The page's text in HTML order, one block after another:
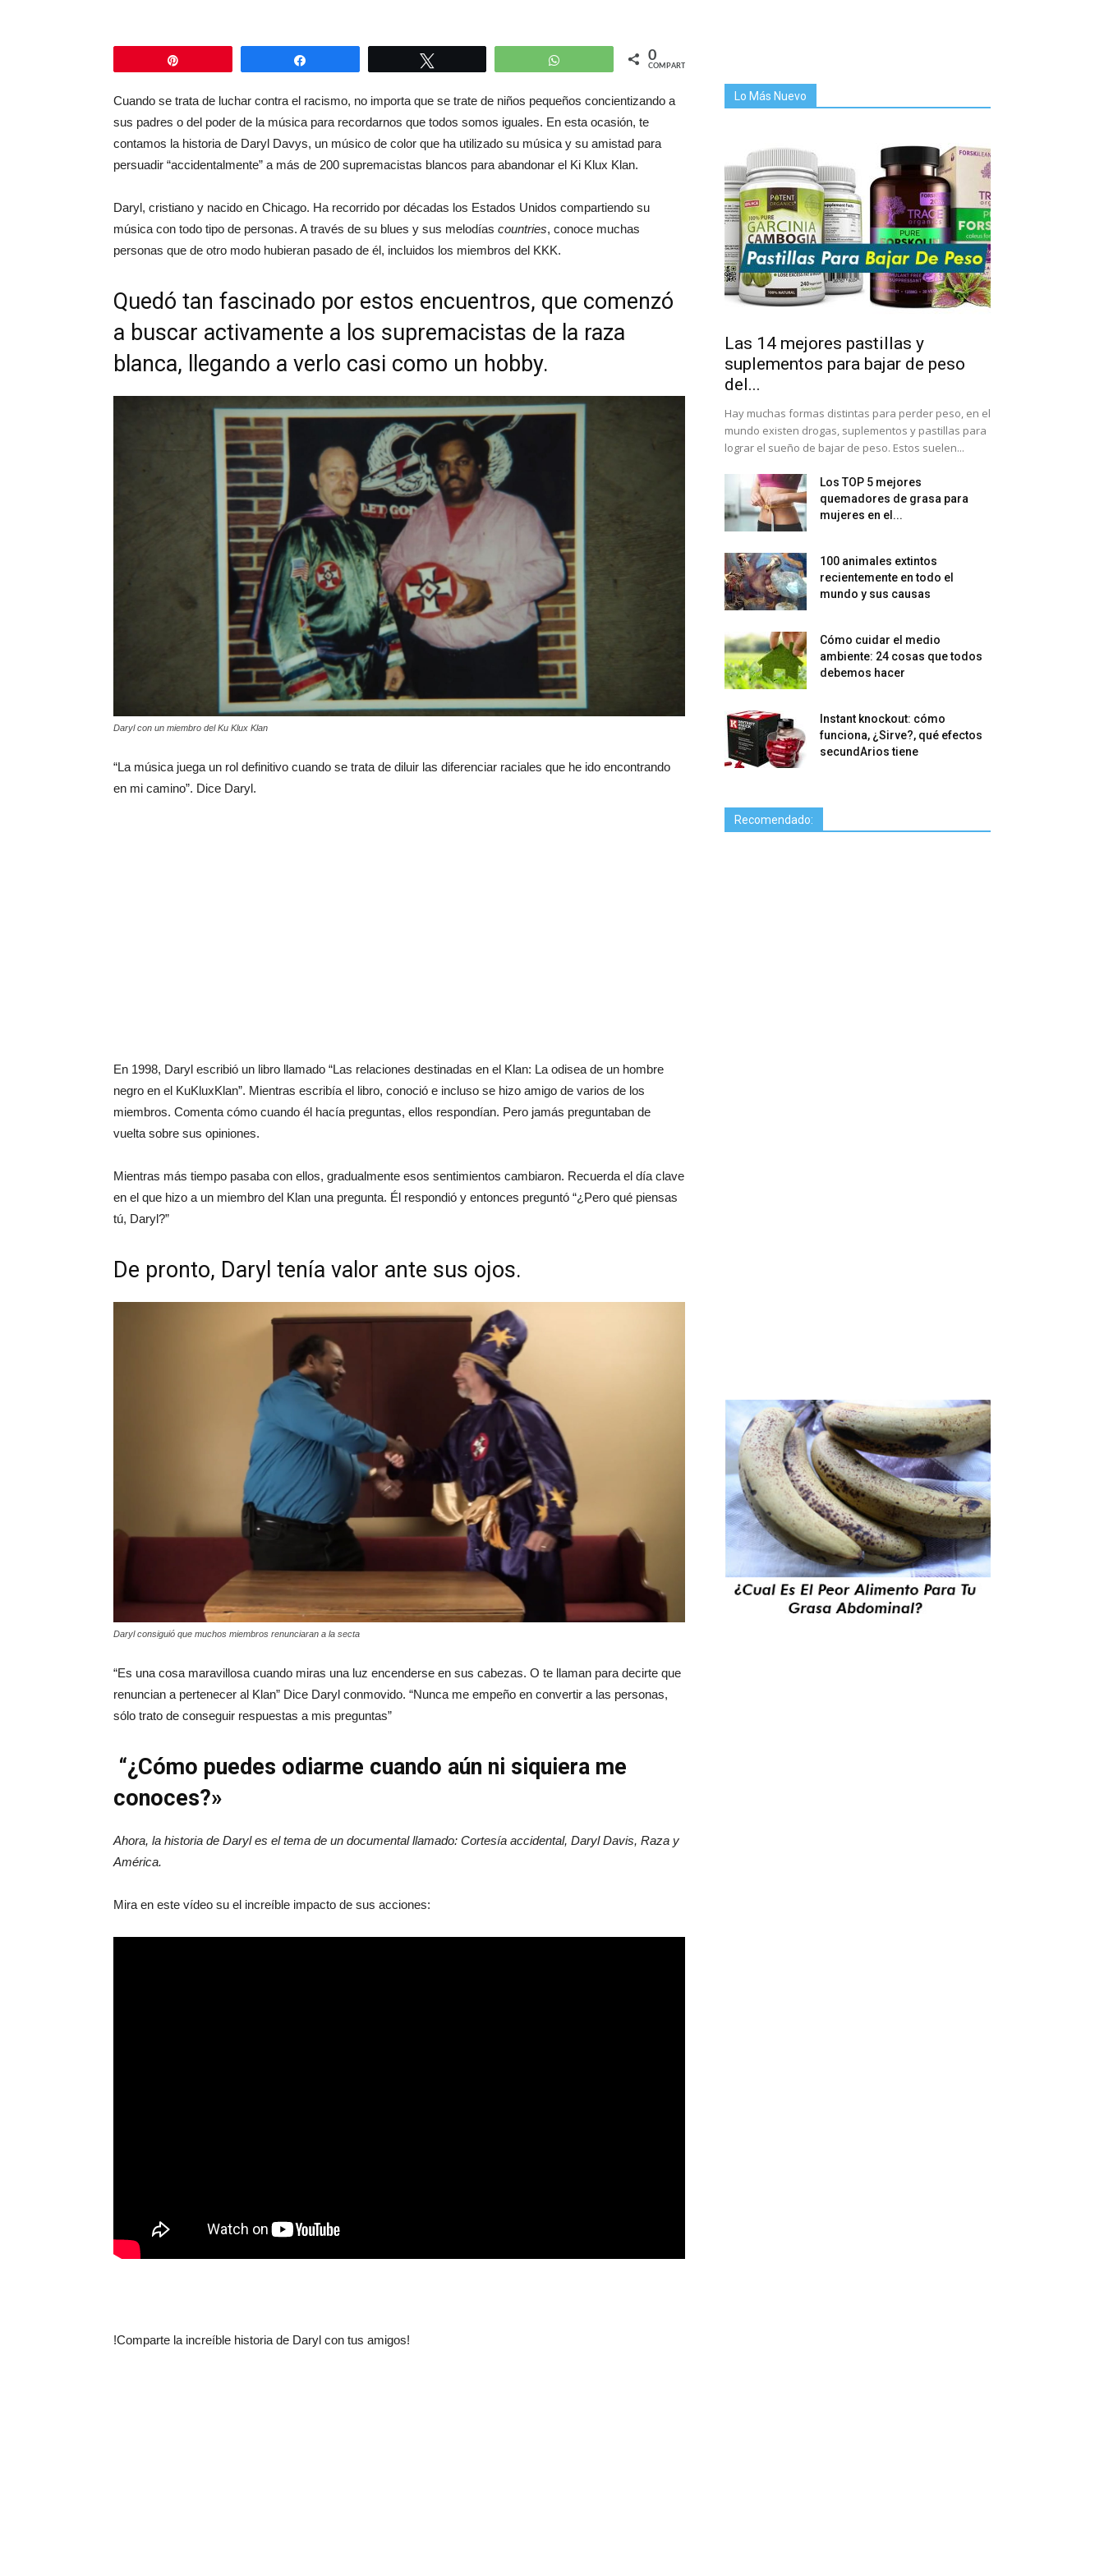
0
COMPARTIR
Cuando se trata de luchar contra el racismo, no importa que se trate de niños pequeños concientizando a
sus padres o del poder de la música para recordarnos que todos somos iguales. En esta ocasión, te
contamos la historia de Daryl Davys, un músico de color que ha utilizado su música y su amistad para
persuadir “accidentalmente” a más de 200 supremacistas blancos para abandonar el Ki Klux Klan.
Daryl, cristiano y nacido en Chicago. Ha recorrido por décadas los Estados Unidos compartiendo su
música con todo tipo de personas. A través de su blues y sus melodías countries, conoce muchas
personas que de otro modo hubieran pasado de él, incluidos los miembros del KKK.
Quedó tan fascinado por estos encuentros, que comenzó
a buscar activamente a los supremacistas de la raza
blanca, llegando a verlo casi como un hobby.
Daryl con un miembro del Ku Klux Klan
“La música juega un rol definitivo cuando se trata de diluir las diferenciar raciales que he ido encontrando
en mi camino”. Dice Daryl.
En 1998, Daryl escribió un libro llamado “Las relaciones destinadas en el Klan: La odisea de un hombre
negro en el KuKluxKlan”. Mientras escribía el libro, conoció e incluso se hizo amigo de varios de los
miembros. Comenta cómo cuando él hacía preguntas, ellos respondían. Pero jamás preguntaban de
vuelta sobre sus opiniones.
Mientras más tiempo pasaba con ellos, gradualmente esos sentimientos cambiaron. Recuerda el día clave
en el que hizo a un miembro del Klan una pregunta. Él respondió y entonces preguntó “¿Pero qué piensas
tú, Daryl?”
De pronto, Daryl tenía valor ante sus ojos.
Daryl consiguió que muchos miembros renunciaran a la secta
“Es una cosa maravillosa cuando miras una luz encenderse en sus cabezas. O te llaman para decirte que
renuncian a pertenecer al Klan” Dice Daryl conmovido. “Nunca me empeño en convertir a las personas,
sólo trato de conseguir respuestas a mis preguntas”
“¿Cómo puedes odiarme cuando aún ni siquiera me
conoces?»
Ahora, la historia de Daryl es el tema de un documental llamado: Cortesía accidental, Daryl Davis, Raza y
América.
Mira en este vídeo su el increíble impacto de sus acciones:
!Comparte la increíble historia de Daryl con tus amigos!
Lo Más Nuevo
Las 14 mejores pastillas y
suplementos para bajar de peso
del...
Hay muchas formas distintas para perder peso, en el
mundo existen drogas, suplementos y pastillas para
lograr el sueño de bajar de peso. Estos suelen...
Los TOP 5 mejores
quemadores de grasa para
mujeres en el...
100 animales extintos
recientemente en todo el
mundo y sus causas
Cómo cuidar el medio
ambiente: 24 cosas que todos
debemos hacer
Instant knockout: cómo
funciona, ¿Sirve?, qué efectos
secundArios tiene
Recomendado: